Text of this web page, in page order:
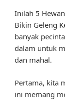
Inilah 5
Bikin Geleng
banyak
dalam untuk
dan mahal.
Pertama, kita
ini memang